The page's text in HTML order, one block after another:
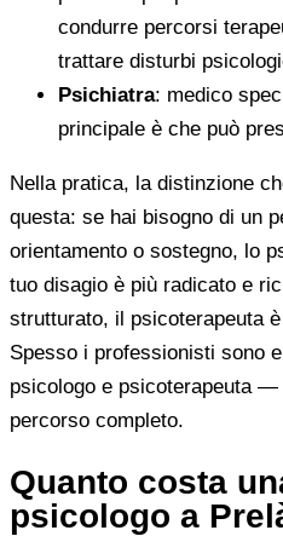
condurre percorsi
trattare disturbi
Psichiatra: medico
principale è che può
Nella pratica, la distinzione
questa: se hai bisogno di un
orientamento o sostegno, lo
tuo disagio è più radicato e
strutturato, il psicoterapeuta
Spesso i professionisti sono
psicologo e psicoterapeuta
percorso completo.
Quanto costa
psicologo a